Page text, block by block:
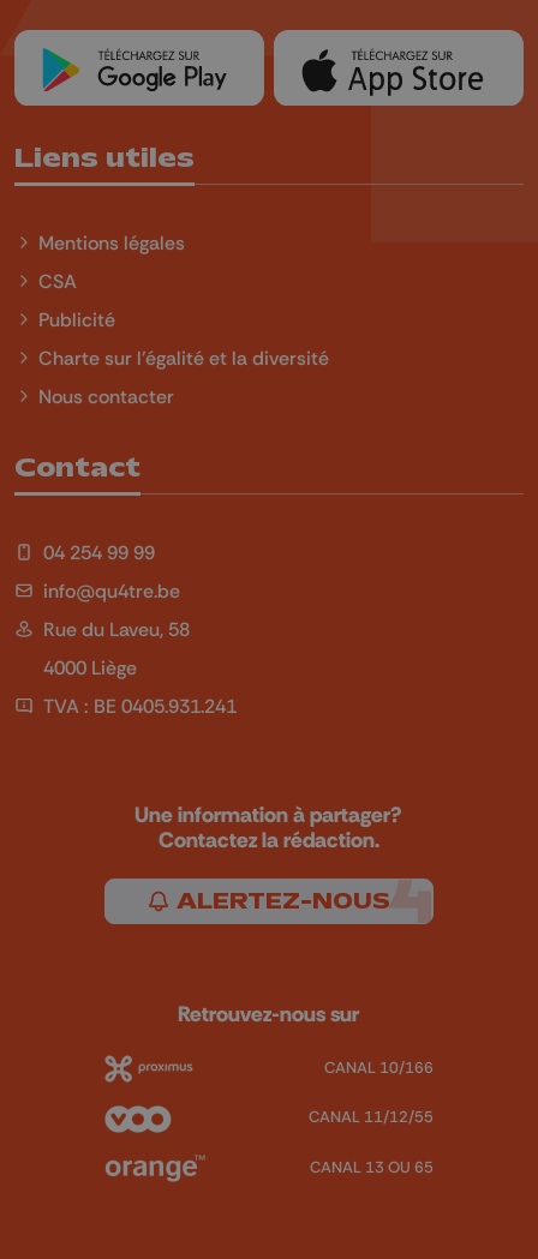
Liens utiles
Mentions légales
CSA
Publicité
Charte sur l'égalité et la diversité
Nous contacter
Contact
04 254 99 99
info@qu4tre.be
Rue du Laveu, 58
4000 Liège
TVA : BE 0405.931.241
Une information à partager?
Contactez la rédaction.
ALERTEZ-NOUS
Retrouvez-nous sur
CANAL 10/166
CANAL 11/12/55
CANAL 13 OU 65